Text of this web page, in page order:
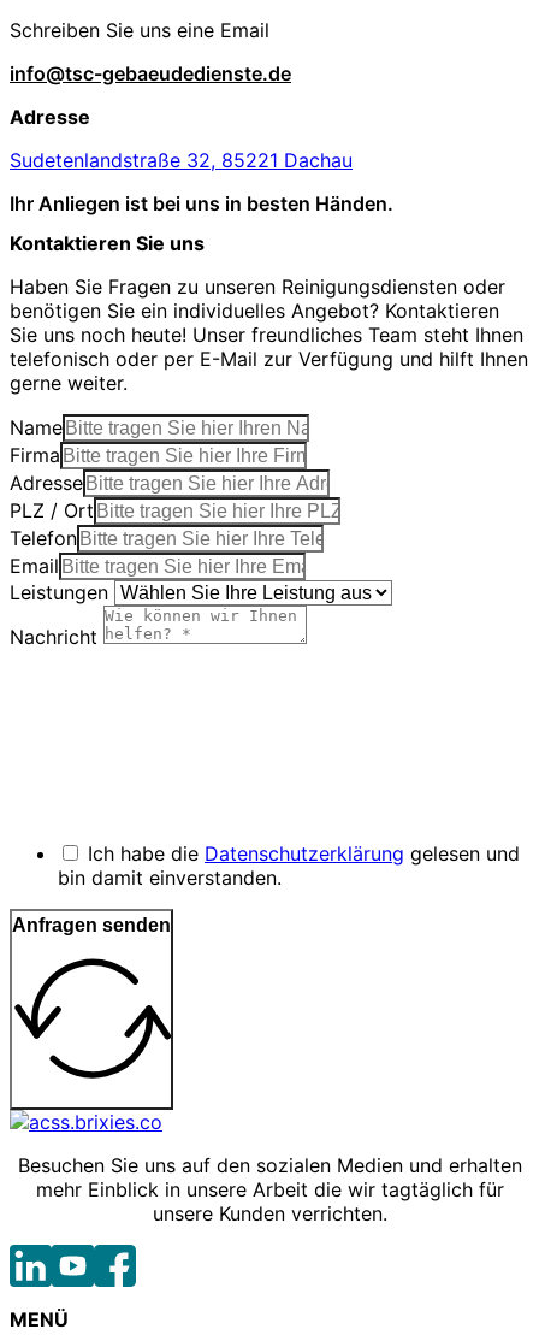
Schreiben Sie uns eine Email
info@tsc-gebaeudedienste.de
Adresse
Sudetenlandstraße 32, 85221 Dachau
Ihr Anliegen ist bei uns in besten Händen.
Kontaktieren Sie uns
Haben Sie Fragen zu unseren Reinigungsdiensten oder
benötigen Sie ein individuelles Angebot? Kontaktieren
Sie uns noch heute! Unser freundliches Team steht Ihnen
telefonisch oder per E-Mail zur Verfügung und hilft Ihnen
gerne weiter.
Name
Firma
Adresse
PLZ / Ort
Telefon
Email
Leistungen
Nachricht
Ich habe die Datenschutzerklärung gelesen und
bin damit einverstanden.
Anfragen senden
Besuchen Sie uns auf den sozialen Medien und erhalten
mehr Einblick in unsere Arbeit die wir tagtäglich für
unsere Kunden verrichten.
MENÜ